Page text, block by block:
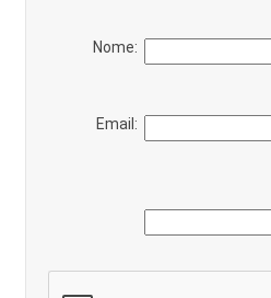
Nome:
Email: